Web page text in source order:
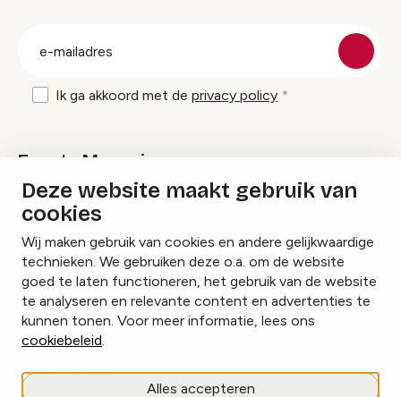
Deze website maakt gebruik van
cookies
Wij maken gebruik van cookies en andere gelijkwaardige
technieken. We gebruiken deze o.a. om de website
goed te laten functioneren, het gebruik van de website
te analyseren en relevante content en advertenties te
kunnen tonen. Voor meer informatie, lees ons
cookiebeleid.
Alles accepteren
Ik ga akkoord met de privacy policy
Events Magazine
Ik ontvang graag Events Magazine
InstagramFacebookLinkedIn
Cookies beheren